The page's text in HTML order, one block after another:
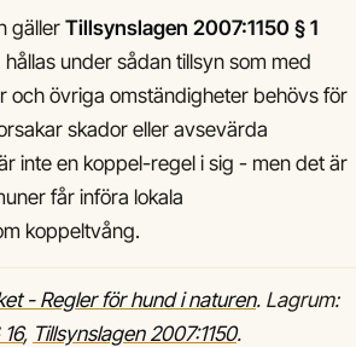
gäller Tillsynslagen 2007:1150 § 1
under sådan tillsyn som med
och övriga omständigheter behövs för
skador eller avsevärda
inte en koppel-regel i sig - men det är
får införa lokala
koppeltvång.
- Regler för hund i naturen. Lagrum:
, Tillsynslagen 2007:1150.